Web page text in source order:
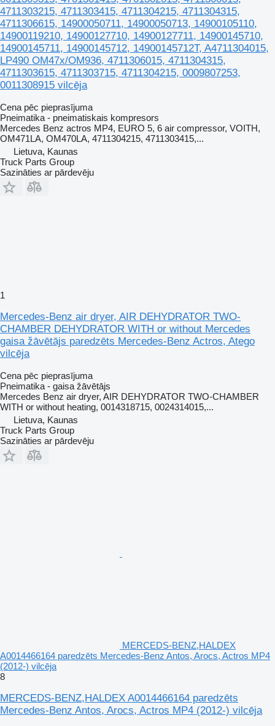
4711303215, 4711303415, 4711304215, 4711304315,
4711306615, 14900050711, 14900050713, 14900105110,
14900119210, 14900127710, 14900127711, 14900145710,
14900145711, 14900145712, 14900145712T, A4711304015,
LP490 OM47x/OM936, 4711306015, 4711304315,
4711303615, 4711303715, 4711304215, 0009807253,
0011308915 vilcēja
Cena pēc pieprasījuma
Pneimatika - pneimatiskais kompresors
Mercedes Benz actros MP4, EURO 5, 6 air compressor, VOITH,
OM471LA, OM470LA, 4711304215, 4711303415,...
Lietuva, Kaunas
Truck Parts Group
Sazināties ar pārdevēju
1
Mercedes-Benz air dryer, AIR DEHYDRATOR TWO-
CHAMBER DEHYDRATOR WITH or without Mercedes
gaisa žāvētājs paredzēts Mercedes-Benz Actros, Atego
vilcēja
Cena pēc pieprasījuma
Pneimatika - gaisa žāvētājs
Mercedes Benz air dryer, AIR DEHYDRATOR TWO-CHAMBER
WITH or without heating, 0014318715, 0024314015,...
Lietuva, Kaunas
Truck Parts Group
Sazināties ar pārdevēju
MERCEDS-BENZ,HALDEX
A0014466164 paredzēts Mercedes-Benz Antos, Arocs, Actros MP4
(2012-) vilcēja
8
MERCEDS-BENZ,HALDEX A0014466164 paredzēts
Mercedes-Benz Antos, Arocs, Actros MP4 (2012-) vilcēja